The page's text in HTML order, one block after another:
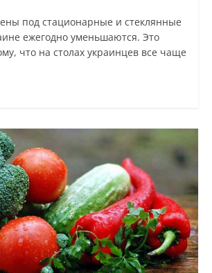
под стационарные и стеклянные
ежегодно уменьшаются. Это
что на столах украинцев все чаще